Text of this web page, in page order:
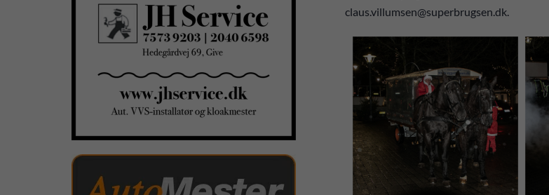
claus.villumsen@superbrugsen.dk.